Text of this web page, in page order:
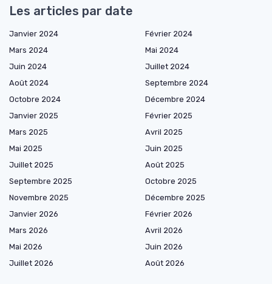
Les articles par date
Janvier 2024
Février 2024
Mars 2024
Mai 2024
Juin 2024
Juillet 2024
Août 2024
Septembre 2024
Octobre 2024
Décembre 2024
Janvier 2025
Février 2025
Mars 2025
Avril 2025
Mai 2025
Juin 2025
Juillet 2025
Août 2025
Septembre 2025
Octobre 2025
Novembre 2025
Décembre 2025
Janvier 2026
Février 2026
Mars 2026
Avril 2026
Mai 2026
Juin 2026
Juillet 2026
Août 2026